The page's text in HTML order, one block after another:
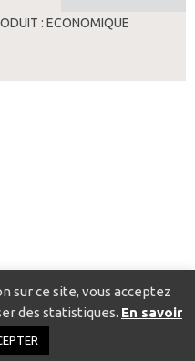
: ECONOMIQUE
sur ce site, vous acceptez
des statistiques. En savoir